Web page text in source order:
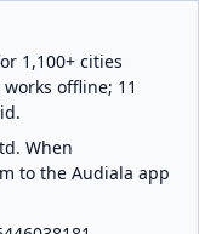
1,100+ cities
offline; 11
When
to the Audiala app